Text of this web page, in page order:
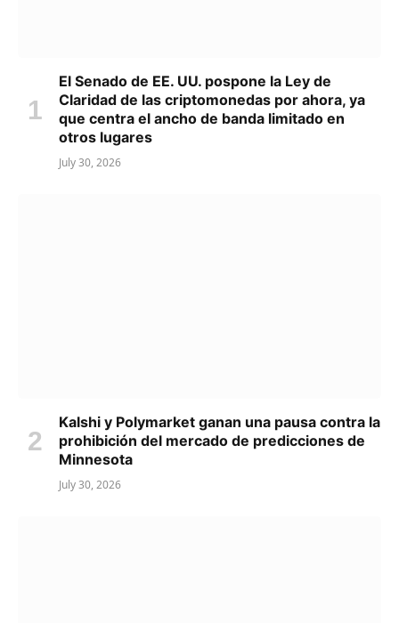
El Senado de EE. UU. pospone la Ley de
Claridad de las criptomonedas por ahora, ya
que centra el ancho de banda limitado en
otros lugares
July 30, 2026
Kalshi y Polymarket ganan una pausa contra la
prohibición del mercado de predicciones de
Minnesota
July 30, 2026